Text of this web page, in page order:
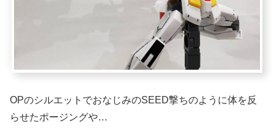
OPのシルエットでおなじみのSEED撃ちのように体を反
らせたポージングや…